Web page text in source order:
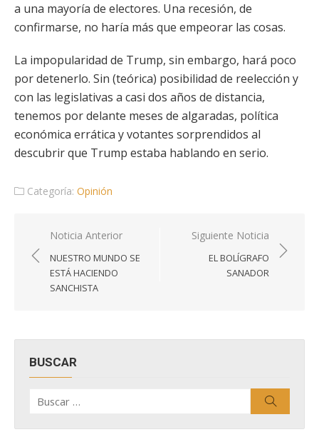
a una mayoría de electores. Una recesión, de
confirmarse, no haría más que empeorar las cosas.
La impopularidad de Trump, sin embargo, hará poco
por detenerlo. Sin (teórica) posibilidad de reelección y
con las legislativas a casi dos años de distancia,
tenemos por delante meses de algaradas, política
económica errática y votantes sorprendidos al
descubrir que Trump estaba hablando en serio.
Categoría: Opinión
Navegación
de
entradas
Noticia Anterior
NUESTRO MUNDO SE
ESTÁ HACIENDO
SANCHISTA
Siguiente Noticia
EL BOLÍGRAFO
SANADOR
BUSCAR
por: